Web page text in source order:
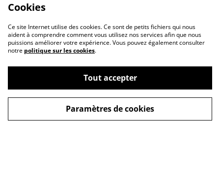
Cookies
Ce site Internet utilise des cookies. Ce sont de petits fichiers qui nous
aident à comprendre comment vous utilisez nos services afin que nous
puissions améliorer votre expérience. Vous pouvez également consulter
notre politique sur les cookies.
Tout accepter
Paramètres de cookies